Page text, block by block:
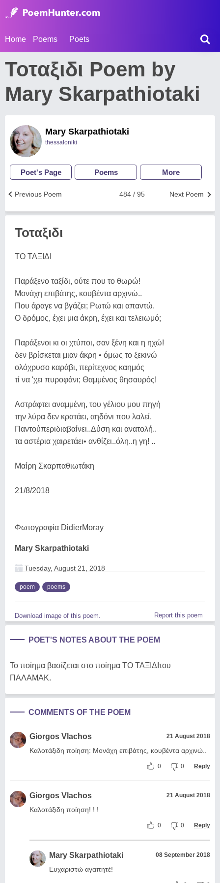
Home Poems Poets
Τοταξιδι Poem by
Mary Skarpathiotaki
Mary Skarpathiotaki
thessaloniki
Poet's Page Poems More
Next Poem
484 / 95
Previous Poem
Τοταξιδι
ΤΟ ΤΑΞΙΔΙ
Παράξενο ταξίδι, ούτε που το θωρώ!
Μονάχη επιβάτης, κουβέντα αρχινώ..
Που άραγε να βγάζει; Ρωτώ και απαντώ.
Ο δρόμος, έχει μια άκρη, έχει και τελειωμό;
Παράξενοι κι οι χτύποι, σαν ξένη και η ηχώ!
δεν βρίσκεται μιαν άκρη • όμως το ξεκινώ
ολόχρυσο καράβι, περίτεχνος καημός
τί να 'χει πυροφάνι; Θαμμένος θησαυρός!
Αστράφτει αναμμένη, του γέλιου μου πηγή
την λύρα δεν κρατάει, αηδόνι που λαλεί.
Παντούπεριδιαβαίνει..Δύση και ανατολή..
τα αστέρια χαιρετάει• ανθίζει..όλη..η γη! ..
Μαίρη Σκαρπαθιωτάκη
21/8/2018
Φωτογραφία DidierMoray
Mary Skarpathiotaki
Tuesday, August 21, 2018
poem poems
Download image of this poem. Report this poem
POET'S NOTES ABOUT THE POEM
Το ποίημα βασίζεται στο ποίημα ΤΟ ΤΑΞΙΔΙτου
ΠΑΛΑΜΑΚ.
COMMENTS OF THE POEM
Giorgos Vlachos 21 August 2018
Καλοτάξιδη ποίηση: Μονάχη επιβάτης, κουβέντα αρχινώ..
0 0 Reply
Giorgos Vlachos 21 August 2018
Καλοτάξιδη ποίηση! ! !
0 0 Reply
Mary Skarpathiotaki 08 September 2018
Ευχαριστώ αγαπητέ!